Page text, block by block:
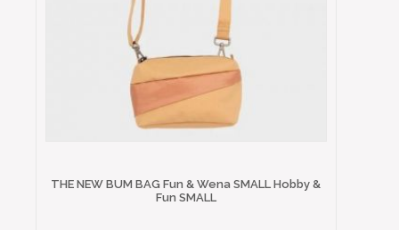
THE NEW BUM BAG Fun & Wena SMALL Hobby &
Fun SMALL